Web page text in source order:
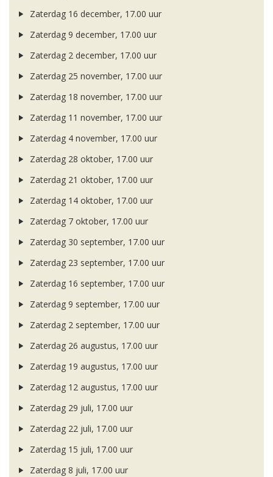
Zaterdag 16 december, 17.00 uur
Zaterdag 9 december, 17.00 uur
Zaterdag 2 december, 17.00 uur
Zaterdag 25 november, 17.00 uur
Zaterdag 18 november, 17.00 uur
Zaterdag 11 november, 17.00 uur
Zaterdag 4 november, 17.00 uur
Zaterdag 28 oktober, 17.00 uur
Zaterdag 21 oktober, 17.00 uur
Zaterdag 14 oktober, 17.00 uur
Zaterdag 7 oktober, 17.00 uur
Zaterdag 30 september, 17.00 uur
Zaterdag 23 september, 17.00 uur
Zaterdag 16 september, 17.00 uur
Zaterdag 9 september, 17.00 uur
Zaterdag 2 september, 17.00 uur
Zaterdag 26 augustus, 17.00 uur
Zaterdag 19 augustus, 17.00 uur
Zaterdag 12 augustus, 17.00 uur
Zaterdag 29 juli, 17.00 uur
Zaterdag 22 juli, 17.00 uur
Zaterdag 15 juli, 17.00 uur
Zaterdag 8 juli, 17.00 uur